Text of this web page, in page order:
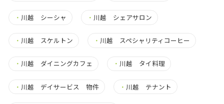
・ 川越 シーシャ ・ 川越 シェアサロン
・ 川越 スケルトン ・ 川越 スペシャリティコーヒー
・ 川越 ダイニングカフェ ・ 川越 タイ料理
・ 川越 デイサービス 物件 ・ 川越 テナント